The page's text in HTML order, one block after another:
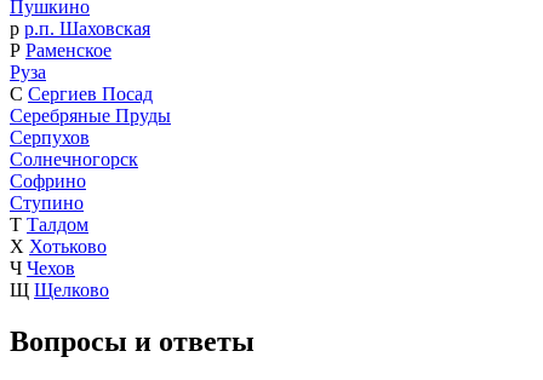
Пушкино
р р.п. Шаховская
Р Раменское
Руза
С Сергиев Посад
Серебряные Пруды
Серпухов
Солнечногорск
Софрино
Ступино
Т Талдом
Х Хотьково
Ч Чехов
Щ Щелково
Вопросы и ответы